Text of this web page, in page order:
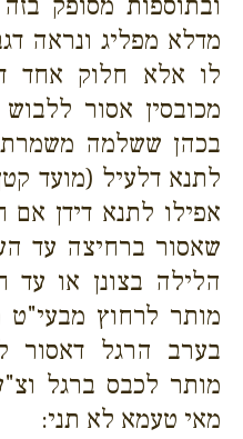
מדלא מפליג ונראה
לו אלא חלוק אחד
מכובסין אסור
בכהן ששלמה
לתנא דלעיל (מועד
אפילו לתנא דידן
שאסור ברחיצה עד
הלילה בצונן או עד
מותר לרחוץ
בערב הרגל דאסור
מותר לכבס ברגל
מאי טעמא לא תני: